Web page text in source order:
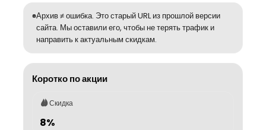
Архив ≠ ошибка. Это старый URL из прошлой версии
сайта. Мы оставили его, чтобы не терять трафик и
направить к актуальным скидкам.
Коротко по акции
Скидка
8%